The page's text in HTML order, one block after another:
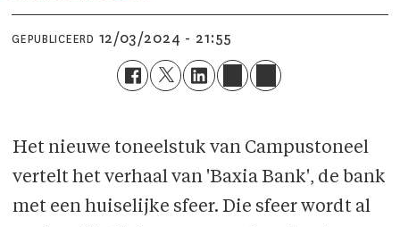
GEPUBLICEERD 12/03/2024 - 21:55
Het nieuwe toneelstuk van Campustoneel
vertelt het verhaal van 'Baxia Bank', de bank
met een huiselijke sfeer. Die sfeer wordt al